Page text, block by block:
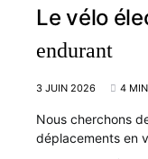
Le vélo
endurant
3 JUIN 2026 4
Nous cherchons
déplacements en